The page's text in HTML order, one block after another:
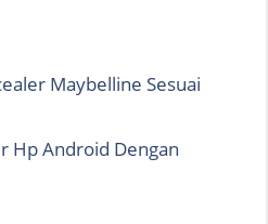
Maybelline Sesuai
Hp Android Dengan